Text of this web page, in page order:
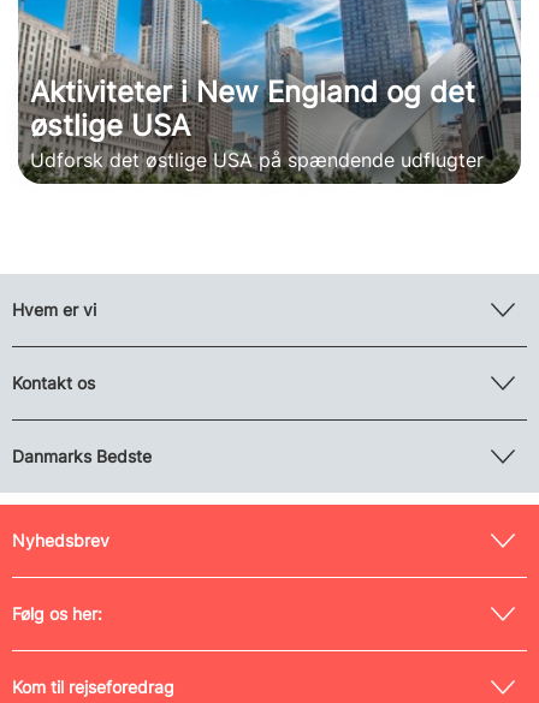
Aktiviteter i New England og det
østlige USA
Udforsk det østlige USA på spændende udflugter
Hvem er vi
Kontakt os
Danmarks Bedste
Nyhedsbrev
Følg os her:
Kom til rejseforedrag